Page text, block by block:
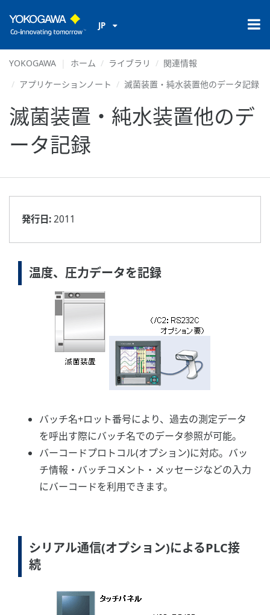
JP
YOKOGAWA ホーム ライブラリ
関連情報
アプリケーションノート
滅菌装置・純水装置他のデータ記録
滅菌装置・純水装置他のデ
ータ記録
発行日:2011
温度、圧力データを記録
バッチ名+ロット番号により、過去の測定データ
を呼出す際にバッチ名でのデータ参照が可能。
バーコードプロトコル(オプション)に対応。バッ
チ情報・バッチコメント・メッセージなどの入力
にバーコードを利用できます。
シリアル通信(オプション)によるPLC接
続